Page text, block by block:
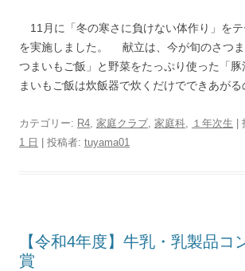
11月に「冬の寒さに負けない体作り」を
を実施しました。 献立は、今が旬のさつま
つまいもご飯」と野菜をたっぷり使った「
まいもご飯は炊飯器で炊くだけでできあが
カテゴリー: R4, 家庭クラブ, 家庭科, １年次生 |
1 日
投稿者: tuyama01
【令和4年度】牛乳・乳製品
賞